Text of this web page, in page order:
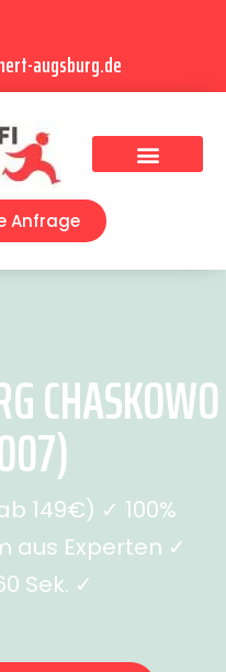
augsburg.de
Anfrage
CHASKOWO
149€) ✓ 100%
aus Experten ✓
Sek. ✓